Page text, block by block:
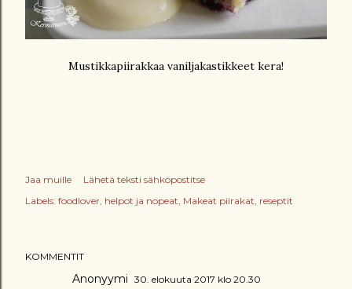
Mustikkapiirakkaa vaniljakastikkeet kera!
Jaa muille
Lähetä teksti sähköpostitse
Labels: foodlover helpot ja nopeat Makeat piirakat reseptit
KOMMENTIT
Anonyymi 30. elokuuta 2017 klo 20.30